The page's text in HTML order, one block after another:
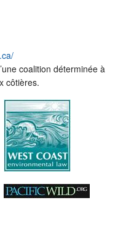
coalition déterminée à
côtières.